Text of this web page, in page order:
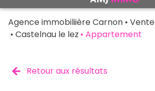
ACHETER
ESTIMER
Agence immobiliière Carnon
Vente
Castelnau le lez
Appartement
Retour aux résultats